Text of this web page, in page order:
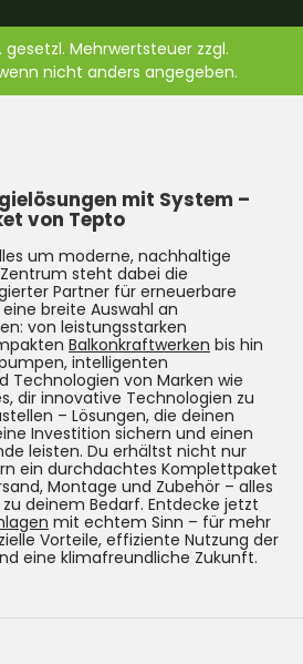
gesetzl. Mehrwertsteuer zzgl.
nicht anders angegeben.
mit System –
von Tepto
um moderne, nachhaltige
steht dabei die
Partner für erneuerbare
breite Auswahl an
von leistungsstarken
Balkonkraftwerken bis hin
intelligenten
Technologien von Marken wie
dir innovative Technologien zu
– Lösungen, die deinen
Investition sichern und einen
leisten. Du erhältst nicht nur
ein durchdachtes Komplettpaket
Montage und Zubehör – alles
deinem Bedarf. Entdecke jetzt
mit echtem Sinn – für mehr
Vorteile, effiziente Nutzung der
eine klimafreundliche Zukunft.